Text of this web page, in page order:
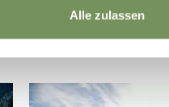
Alle zulassen